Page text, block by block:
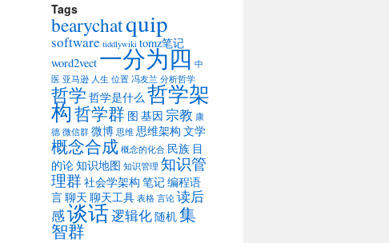
Tags
bearychatquip
software tiddlywiki tomz笔记
word2vect 一分为四 中
医 亚马逊 人生 位置 冯友兰 分析哲学
哲学 哲学是什么 哲学架
构哲学群 图 基因 宗教 康
德 微信群 微博 思维 思维架构 文学
概念合成 概念的化合 民族 目
的论知识地图 知识管理 知识管
理群社会学架构 笔记编程语
言聊天 聊天工具 表格 言论 读后
感谈话逻辑化随机集
智群